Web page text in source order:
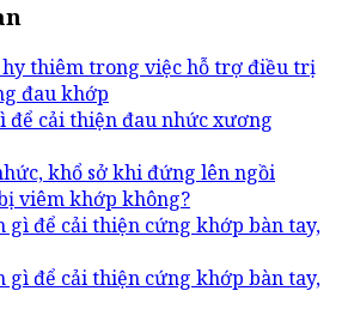
thiêm trong việc hỗ trợ điều trị
đau khớp
để cải thiện đau nhức xương
khổ sở khi đứng lên ngồi
viêm khớp không?
gì để cải thiện cứng khớp bàn tay,
gì để cải thiện cứng khớp bàn tay,